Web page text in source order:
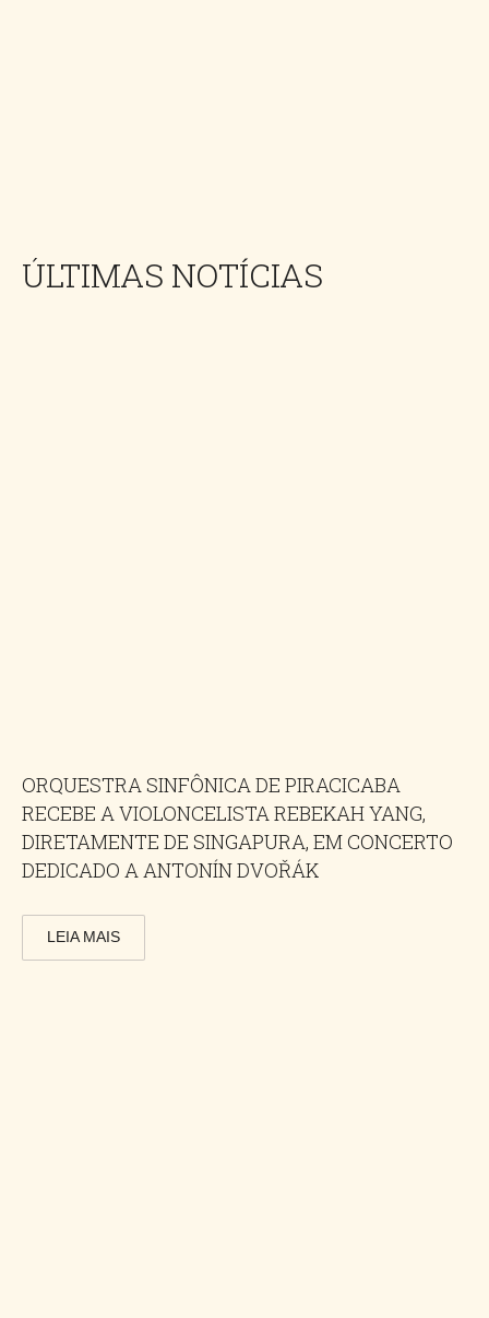
ÚLTIMAS NOTÍCIAS
ORQUESTRA SINFÔNICA DE PIRACICABA
RECEBE A VIOLONCELISTA REBEKAH YANG,
DIRETAMENTE DE SINGAPURA, EM CONCERTO
DEDICADO A ANTONÍN DVOŘÁK
LEIA MAIS